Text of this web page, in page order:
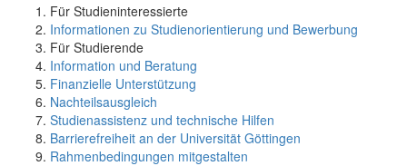
Für Studieninteressierte
Informationen zu Studienorientierung und Bewerbung
Für Studierende
Information und Beratung
Finanzielle Unterstützung
Nachteilsausgleich
Studienassistenz und technische Hilfen
Barrierefreiheit an der Universität Göttingen
Rahmenbedingungen mitgestalten